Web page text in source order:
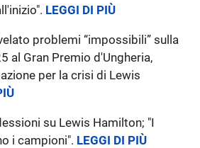
LEGGI DI PIÙ
problemi “impossibili” sulla
al Gran Premio d'Ungheria,
per la crisi di Lewis
su Lewis Hamilton; "I
i campioni". LEGGI DI PIÙ